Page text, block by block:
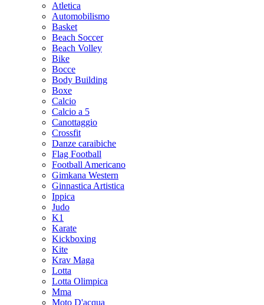
Atletica
Automobilismo
Basket
Beach Soccer
Beach Volley
Bike
Bocce
Body Building
Boxe
Calcio
Calcio a 5
Canottaggio
Crossfit
Danze caraibiche
Flag Football
Football Americano
Gimkana Western
Ginnastica Artistica
Ippica
Judo
K1
Karate
Kickboxing
Kite
Krav Maga
Lotta
Lotta Olimpica
Mma
Moto D'acqua